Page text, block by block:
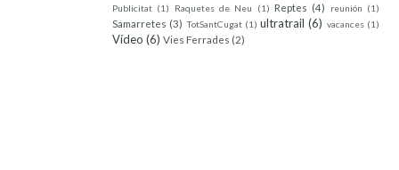
Publicitat (1) Raquetes de Neu (1) Reptes (4) reunión (1)
Samarretes (3) TotSantCugat (1) ultratrail (6) vacances (1)
Vídeo (6) Vies Ferrades (2)